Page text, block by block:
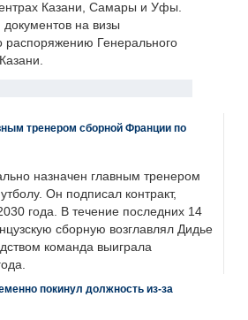
Казани, Самары и Уфы.
на визы
распоряжению Генерального
тренером сборной Франции по
назначен главным тренером
Он подписал контракт,
года. В течение последних 14
сборную возглавлял Дидье
команда выиграла
покинул должность из-за